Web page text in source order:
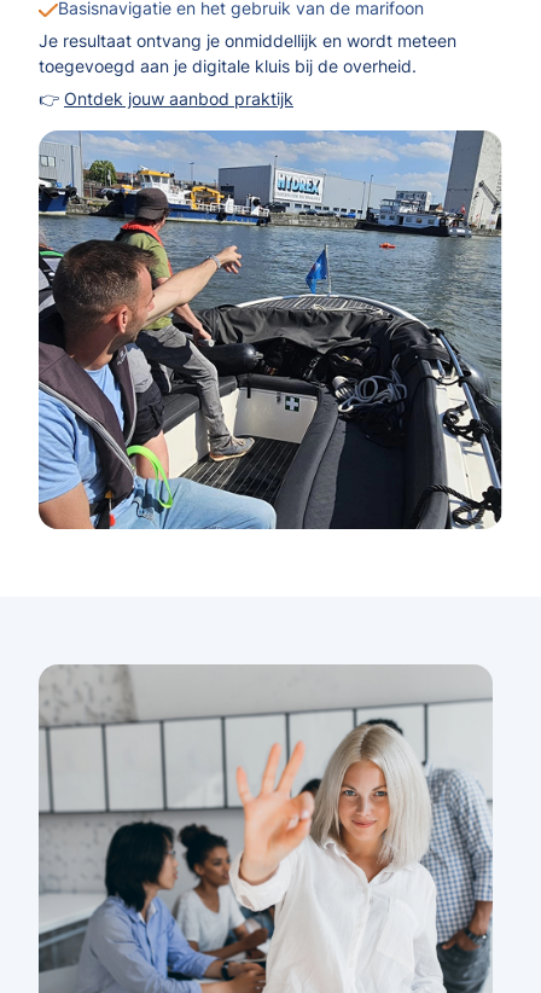
Basisnavigatie en het gebruik van de marifoon
Je resultaat ontvang je onmiddellijk en wordt meteen
toegevoegd aan je digitale kluis bij de overheid.
👉 Ontdek jouw aanbod praktijk